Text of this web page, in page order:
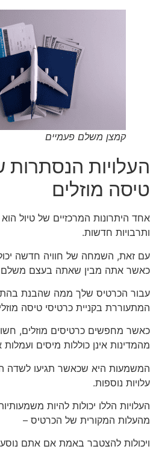
קמצן משלם פעמיים
העלויות הנסתרות
טיסה מוזלים
אחד היתרונות המרכזיים של טיול
ותרבויות חדשות.
עם זאת, השמחה של חוויה חדשה
כאשר אתה מבין שאתה בעצם משלם
עבור הכרטיס שלך ממה שהבנת
המתעוררת בקניית כרטיסי טיסה
כאשר מחפשים כרטיסים מוזלים,
מהמדינות אינן כוללות מיסים
המשמעות היא שכאשר תגיעו לשדה
עלויות נוספות.
העלויות הללו יכולות להיות
מהעלות המקורית של הכרטיס –
ויכולות להצטבר באמת אם אתם